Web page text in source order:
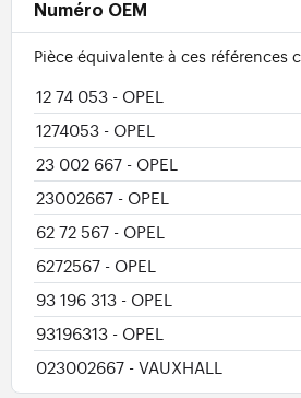
Numéro OEM
Pièce équivalente à ces références
12 74 053 - OPEL
1274053 - OPEL
23 002 667 - OPEL
23002667 - OPEL
62 72 567 - OPEL
6272567 - OPEL
93 196 313 - OPEL
93196313 - OPEL
023002667 - VAUXHALL